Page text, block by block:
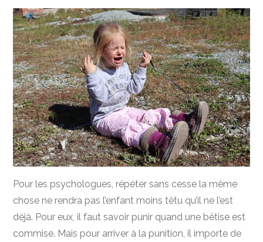
Pour les psychologues, répéter sans cesse la même
chose ne rendra pas l’enfant moins têtu qu’il ne l’est
déjà. Pour eux, il faut savoir punir quand une bêtise est
commise. Mais pour arriver à la punition, il importe de